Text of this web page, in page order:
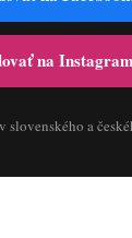
na
slovenského a